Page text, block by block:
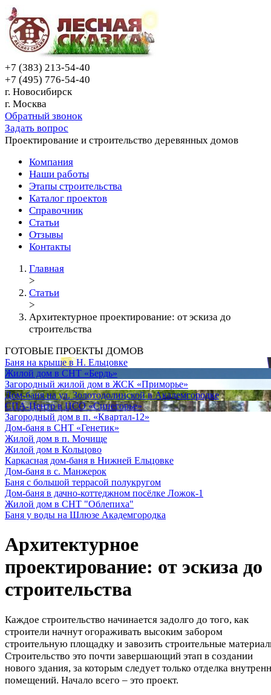
+7 (383) 213-54-40
+7 (495) 776-54-40
г. Новосибирск
г. Москва
Обратный звонок
Задать вопрос
Проектирование и строительство деревянных домов
Компания
Наши работы
Этапы строительства
Каталог проектов
Справочник
Статьи
Отзывы
Контакты
Главная
>
Статьи
>
Архитектурное проектирование: от эскиза до
строительства
ГОТОВЫЕ ПРОЕКТЫ ДОМОВ
Баня на крыше в Н. Ельцовке
Жилой дом в СНТ «Бердь»
Загородный жилой дом в ЖСК «Приморье»
Дом-баня на ул. Золотодолинской в Академгородке
СПА-Центр в ЦСО «Синегорье»
Загородный дом в п. «Квартал-12»
Дом-баня в СНТ «Генетик»
Жилой дом в п. Мочище
Жилой дом в Кольцово
Каркасная дом-баня в Нижней Ельцовке
Дом-баня в с. Манжерок
Баня с большой террасой полукругом
Дом-баня в дачно-коттеджном посёлке Ложок-1
Жилой дом в СНТ "Облепиха"
Баня у воды на Шлюзе Академгородка
Архитектурное
проектирование: от эскиза до
строительства
Каждое строительство начинается задолго до того, как
строители начнут огораживать высоким забором
строительную площадку и завозить строительные
Строительство это почти завершающий этап в создании
нового здания, за которым следует только отделка
помещений. Начало всего – это проект.